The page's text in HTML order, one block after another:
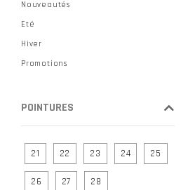
Nouveautés
Eté
Hiver
Promotions
POINTURES
21 22 23 24 25
26 27 28